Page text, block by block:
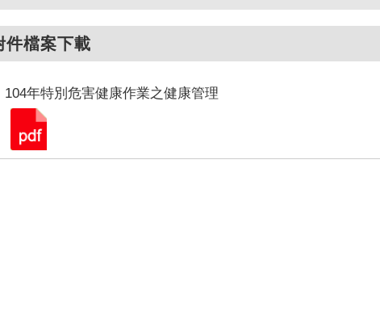
件檔案下載
104年特別危害健康作業之健康管理